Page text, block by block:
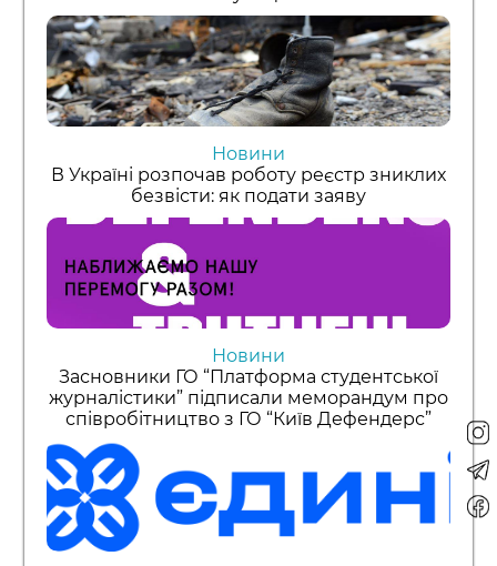
Новини
В Україні розпочав роботу реєстр зниклих
безвісти: як подати заяву
Новини
Засновники ГО “Платформа студентської
журналістики” підписали меморандум про
співробітництво з ГО “Київ Дефендерс”